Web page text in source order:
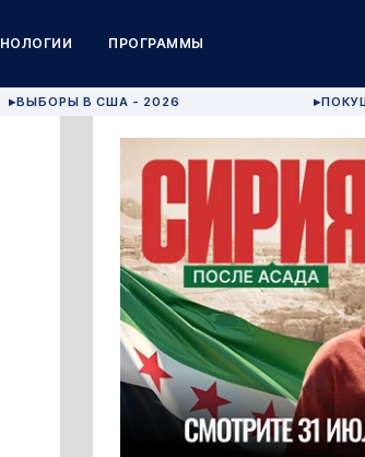
ПРОГРАММЫ
▶ВЫБОРЫ В США - 2026 ▶